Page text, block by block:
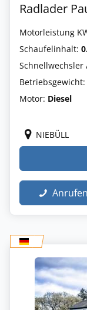
Radlader
Motorleistung
Schaufelinhalt:
Schnellwechsler
Betriebsgewicht:
Motor: Diesel
NIEBÜLL
Anrufen